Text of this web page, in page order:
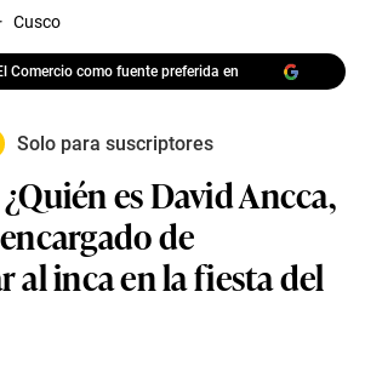
· Cusco
Comercio como fuente preferida en
Solo para suscriptores
es David Ancca,
de
al inca en la fiesta del